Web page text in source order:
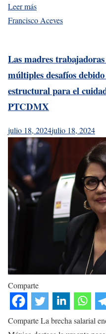
Leer más
Francisco Aceves
Las madres
múltiples desafíos
estructural para el
PTCDMX
julio 18, 2024julio 18, 2024
Comparte
Comparte La brecha salarial